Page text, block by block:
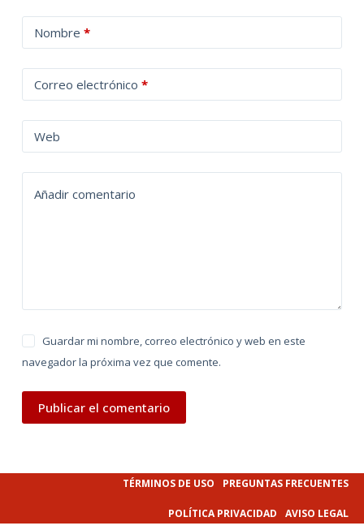
Nombre *
Correo electrónico *
Web
Añadir comentario
Guardar mi nombre, correo electrónico y web en este
navegador la próxima vez que comente.
Publicar el comentario
l
t
a
t
TÉRMINOS DE USO PREGUNTAS FRECUENTES
POLÍTICA PRIVACIDAD AVISO LEGAL